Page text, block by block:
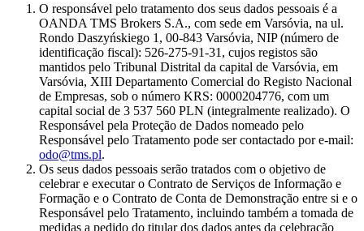
O responsável pelo tratamento dos seus dados pessoais é a
OANDA TMS Brokers S.A., com sede em Varsóvia, na ul.
Rondo Daszyńskiego 1, 00-843 Varsóvia, NIP (número de
identificação fiscal): 526-275-91-31, cujos registos são
mantidos pelo Tribunal Distrital da capital de Varsóvia, em
Varsóvia, XIII Departamento Comercial do Registo Nacional
de Empresas, sob o número KRS: 0000204776, com um
capital social de 3 537 560 PLN (integralmente realizado). O
Responsável pela Proteção de Dados nomeado pelo
Responsável pelo Tratamento pode ser contactado por e-mail:
odo@tms.pl.
Os seus dados pessoais serão tratados com o objetivo de
celebrar e executar o Contrato de Serviços de Informação e
Formação e o Contrato de Conta de Demonstração entre si e o
Responsável pelo Tratamento, incluindo também a tomada de
medidas a pedido do titular dos dados antes da celebração